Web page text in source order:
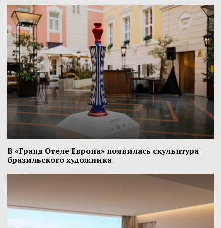
В «Гранд Отеле Европа» появилась скульптура
бразильского художника